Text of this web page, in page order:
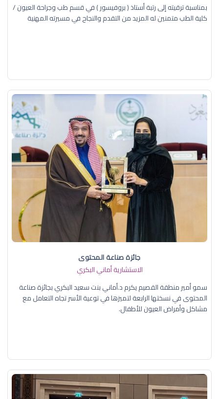
بمناسبة ترقيته إلى رتبة أستاذ ( بروفيسور ) في قسم طب وجراحة العيون /
كلية الطب متمنين له المزيد من التقدم والنجاح في مسيرته المهنية
جائزة صناعة المحتوى
الاستشارية أماني البكري
سمو أمير منطقة القصيم يكرم د.أماني بنت سعيد البكري بجائزة صناعة
المحتوى في نسختها الرابعة لتميزها في توعية الأسر تجاه التعامل مع
مشاكل وأمراض العيون للأطفال.